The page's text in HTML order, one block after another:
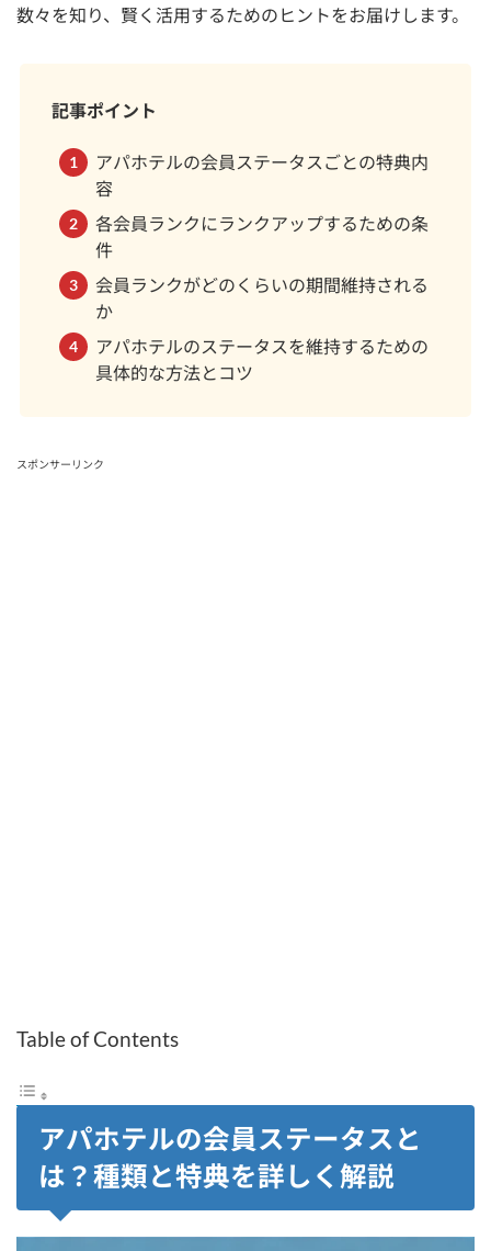
数々を知り、賢く活用するためのヒントをお届けします。
記事ポイント
アパホテルの会員ステータスごとの特典内
容
各会員ランクにランクアップするための条
件
会員ランクがどのくらいの期間維持される
か
アパホテルのステータスを維持するための
具体的な方法とコツ
スポンサーリンク
Table of Contents
アパホテルの会員ステータスと
は？種類と特典を詳しく解説